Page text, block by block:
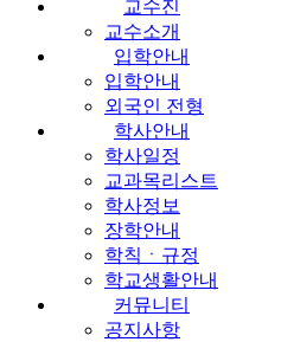
교수진
교수소개
입학안내
입학안내
외국인 전형
학사안내
학사일정
교과목리스트
학사정보
장학안내
학칙ㆍ규정
학교생활안내
커뮤니티
공지사항